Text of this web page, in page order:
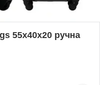
55x40x20 ручна